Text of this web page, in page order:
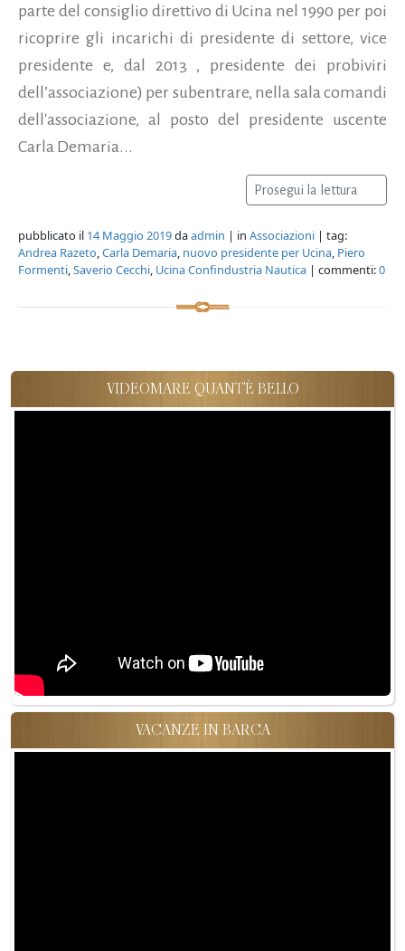
parte del consiglio direttivo di Ucina nel 1990 per poi
ricoprire gli incarichi di presidente di settore, vice
presidente e, dal 2013 , presidente dei probiviri
dell’associazione) per subentrare, nella sala comandi
dell'associazione, al posto del presidente uscente
Carla Demaria...
Prosegui la lettura
pubblicato il 14 Maggio 2019daadmin | in Associazioni | tag:
Andrea Razeto,Carla Demaria, nuovo presidente per Ucina, Piero
Formenti,Saverio Cecchi, Ucina Confindustria Nautica | commenti:0
VIDEOMARE QUANT'È BELLO
VACANZE IN BARCA